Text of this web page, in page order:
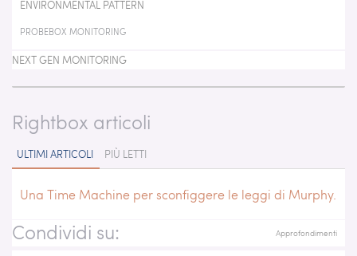
ENVIRONMENTAL PATTERN
PROBEBOX MONITORING
NEXT GEN MONITORING
Rightbox articoli
ULTIMI ARTICOLI PIÙ LETTI
Una Time Machine per sconfiggere le leggi di Murphy.
Approfondimenti
Condividi su: